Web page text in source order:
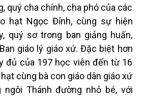
quý cha chính, cha phó của các
hạt Ngọc Đỉnh, cùng sự hiện
quý sơ trong ban giảng huấn,
giáo lý giáo xứ. Đặc biệt hơn
đủ của 197 học viên đến từ 16
cùng bà con giáo dân giáo xứ
ngôi Thánh đường nhỏ bé, với